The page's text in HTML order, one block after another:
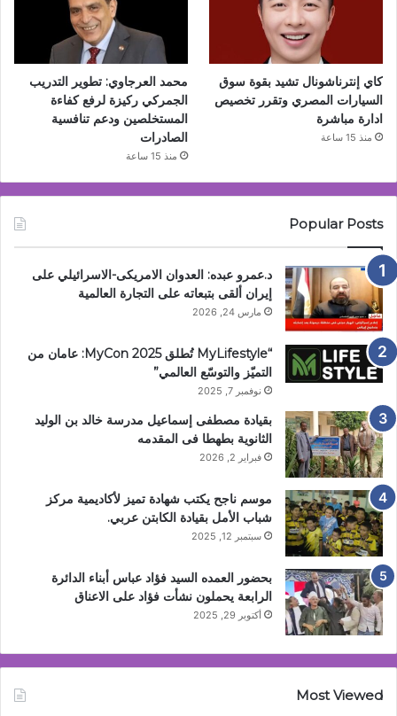
كاي إنترناشونال تشيد بقوة سوق
السيارات المصري وتقرر تخصيص
ادارة مباشرة
منذ 15 ساعة
محمد العرجاوي: تطوير التدريب
الجمركي ركيزة لرفع كفاءة
المستخلصين ودعم تنافسية
الصادرات
منذ 15 ساعة
Popular Posts
د.عمرو عبده: العدوان الامريكى-الاسرائيلي على
إيران ألقى بتبعاته على التجارة العالمية
مارس 24, 2026
“MyLifestyle تُطلق MyCon 2025: عامان من
التميّز والتوسّع العالمي”
نوفمبر 7, 2025
بقيادة مصطفى إسماعيل مدرسة خالد بن الوليد
الثانوية بطهطا فى المقدمه
فبراير 2, 2026
موسم ناجح يكتب شهادة تميز لأكاديمية مركز
شباب الأمل بقيادة الكابتن عربي.
سبتمبر 12, 2025
بحضور العمده السيد فؤاد عباس أبناء الدائرة
الرابعة يحملون نشأت فؤاد على الاعناق
أكتوبر 29, 2025
Most Viewed